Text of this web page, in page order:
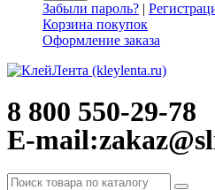
Забыли пароль? |
Корзина покупок
Оформление заказа
8 800 550-29-78
E-